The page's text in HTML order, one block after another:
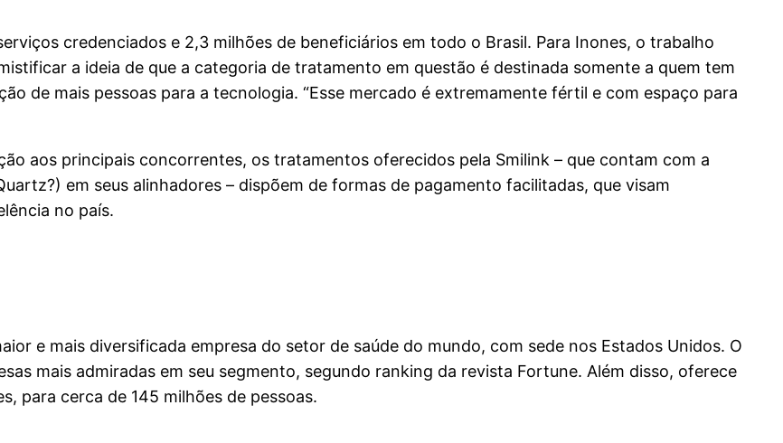
credenciados e 2,3 milhões de beneficiários em todo o Brasil. Para Inones, o trabalho
a ideia de que a categoria de tratamento em questão é destinada somente a quem tem
de mais pessoas para a tecnologia. “Esse mercado é extremamente fértil e com espaço para
aos principais concorrentes, os tratamentos oferecidos pela Smilink – que contam com a
em seus alinhadores – dispõem de formas de pagamento facilitadas, que visam
no país.
e mais diversificada empresa do setor de saúde do mundo, com sede nos Estados Unidos. O
mais admiradas em seu segmento, segundo ranking da revista Fortune. Além disso, oferece
para cerca de 145 milhões de pessoas.